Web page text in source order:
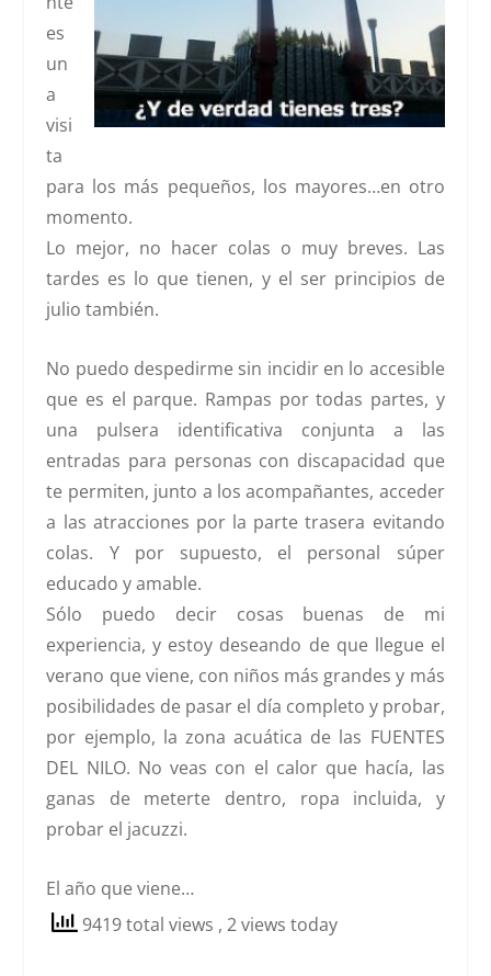
es
un
a
visi
ta
para los más pequeños, los mayores…en otro
momento.
Lo mejor, no hacer colas o muy breves. Las
tardes es lo que tienen, y el ser principios de
julio también.
No puedo despedirme sin incidir en lo accesible
que es el parque. Rampas por todas partes, y
una pulsera identificativa conjunta a las
entradas para personas con discapacidad que
te permiten, junto a los acompañantes, acceder
a las atracciones por la parte trasera evitando
colas. Y por supuesto, el personal súper
educado y amable.
Sólo puedo decir cosas buenas de mi
experiencia, y estoy deseando de que llegue el
verano que viene, con niños más grandes y más
posibilidades de pasar el día completo y probar,
por ejemplo, la zona acuática de las FUENTES
DEL NILO. No veas con el calor que hacía, las
ganas de meterte dentro, ropa incluida, y
probar el jacuzzi.
El año que viene…
9419 total views , 2 views today